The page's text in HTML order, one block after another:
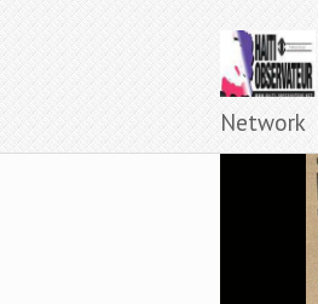
Network